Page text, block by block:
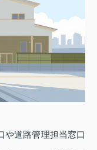
や道路管理担当窓口